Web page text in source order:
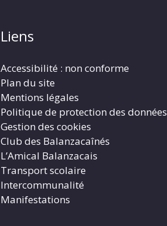
Liens
Accessibilité : non conforme
Plan du site
Mentions légales
Politique de protection des données
Gestion des cookies
Club des Balanzacaînés
L’Amical Balanzacais
Transport scolaire
Intercommunalité
Manifestations